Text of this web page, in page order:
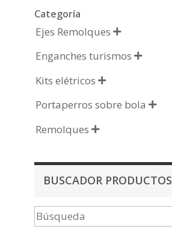
Categoría
Ejes Remolques 
Enganches turismos 
Kits elétricos 
Portaperros sobre bola 
Remolques 
BUSCADOR PRODUCTOS